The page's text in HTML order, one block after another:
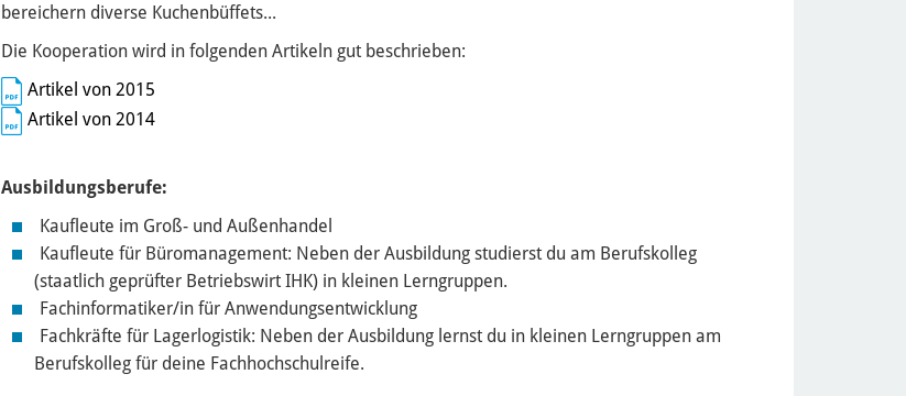
bereichern diverse Kuchenbüffets...
Die Kooperation wird in folgenden Artikeln gut beschrieben:
Artikel von 2015
Artikel von 2014
Ausbildungsberufe:
Kaufleute im Groß- und Außenhandel
Kaufleute für Büromanagement: Neben der Ausbildung studierst du am Berufskolleg
(staatlich geprüfter Betriebswirt IHK) in kleinen Lerngruppen.
Fachinformatiker/in für Anwendungsentwicklung
Fachkräfte für Lagerlogistik: Neben der Ausbildung lernst du in kleinen Lerngruppen am
Berufskolleg für deine Fachhochschulreife.